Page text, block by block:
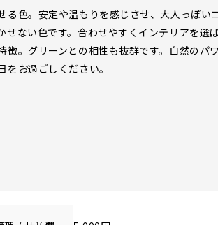
る色。安定や温もりを感じさせ、大人っぽい
せない色です。合わせやすくインテリアを選
徴。グリーンとの相性も抜群です。自然のパワ
をお過ごしください。